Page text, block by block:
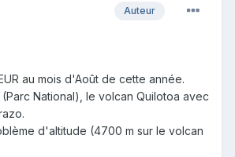
Auteur
au mois d'Août de cette année.
National), le volcan Quilotoa avec
d'altitude (4700 m sur le volcan